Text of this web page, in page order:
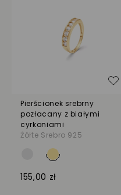
Pierścionek srebrny
pozłacany z białymi
cyrkoniami
Żółte Srebro 925
155,00 zł